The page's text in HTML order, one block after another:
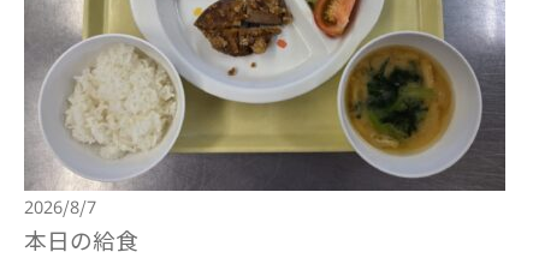
2026/8/7
本日の給食